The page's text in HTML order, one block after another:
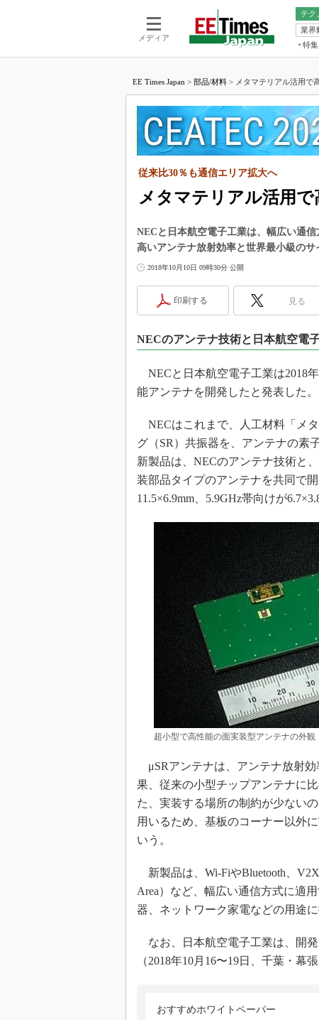
メディア
テク
電池／エネルア
LSI
マ
業界
特集
福田昭
湯之上隆
大山聡
大原雄
学漂流記
踊るバ
製品分
“異端児
イノベ
JASA発
IHSア
「英語
ための新
EE Times Japan > 部品/材料 > メタマテリアル活用で
メタマテリアル活用
従来比30％も通信エリア拡大へ
NECと日本航空電子工業は、幅広い通
高いアンテナ放射効率と世界最小級のサ
2018年10月10日 09時30分 公開
印刷する 見る
NECのアンテナ技術と日本航空電
NECと日本航空電子工業は2018
能アンテナを開発したと発表した。
NECはこれまで、人工材料「メ
グ（SR）共振器を、アンテナの素
新製品は、NECのアンテナ技術と
装部品タイプのアンテナを共同で
11.5×6.9mm、5.9GHz帯向けが
超小型で高性能の面実装型アンテナの外観
μSRアンテナは、アンテナ放射
果、従来の小型チップアンテナに
た、実装する場所の制約が少ない
用いるため、基板のコーナー以外
いう。
新製品は、Wi-FiやBluetooth、V2X
Area）など、幅広い通信方式に適
器、ネットワーク家電などの用途に
なお、日本航空電子工業は、開発
（2018年10月16〜19日、千葉・幕
おすすめホワイトペーパー